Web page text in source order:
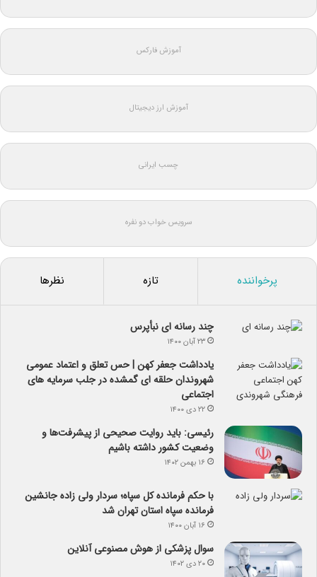
آموزش فارکس
آموزش ارز دیجیتال
چسب ایرانی
سرویس خواب دو نفره
پرخواننده تازه نظرها
چند رسانه ای نبأپرس
۲۳ آبان ۱۴۰۰
یادداشت جعفر کهن | حس تعلق و اعتماد عمومی
شهروندان حلقه ای گمشده در جلب سرمایه های
اجتماعی
۲۲ دی ۱۴۰۰
رئیسی: باید روایت صحیحی از پیشرفت‌ها و
وضعیت کشور داشته باشیم
۱۶ بهمن ۱۴۰۲
با حکم فرمانده کل سپاه؛ سردار ولی زاده جانشین
فرمانده سپاه استان تهران شد
۱۶ آبان ۱۴۰۰
سوال پزشکی از هوش مصنوعی آنلاین
۲۰ دی ۱۴۰۲